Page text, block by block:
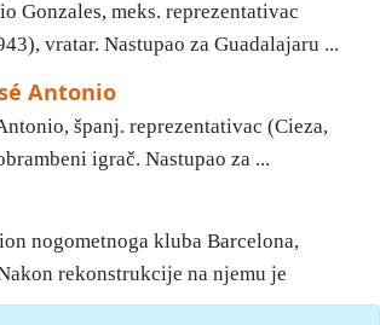
Gonzales, meks. reprezentativac
vratar. Nastupao za Guadalajaru ...
Antonio
španj. reprezentativac (Cieza,
igrač. Nastupao za ...
nogometnoga kluba Barcelona,
rekonstrukcije na njemu je